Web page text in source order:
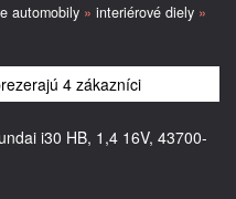
automobily » interiérové diely »
4 zákazníci
i30 HB, 1,4 16V, 43700-